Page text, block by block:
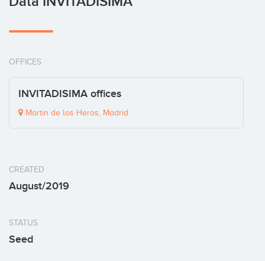
OFFICES
INVITADISIMA offices
Martin de los Heros, Madrid
CREATED
August/2019
STATUS
Seed